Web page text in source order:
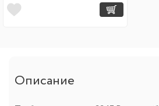
Описание